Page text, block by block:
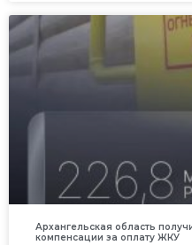
Архангельская область
компенсации за оплату ЖКУ